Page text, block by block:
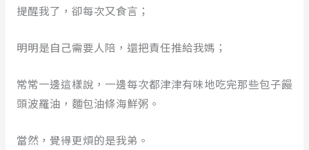
提醒我了，卻每次又食言；
明明是自己需要人陪，還把責任推給我媽；
常常一邊這樣說，一邊每次都津津有味地吃完那些包子饅
頭波羅油，麵包油條海鮮粥。
當然，覺得更煩的是我弟。